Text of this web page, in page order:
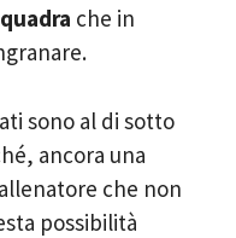
che in
sono al di sotto
ancora una
che non
possibilità